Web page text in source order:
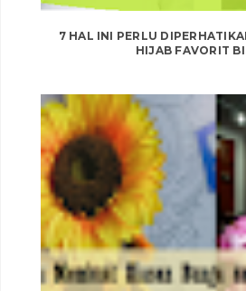
7 HAL INI PERLU
HIJAB FAVORIT